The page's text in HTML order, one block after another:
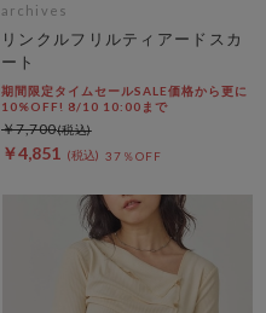
archives
リンクルフリルティアードスカ
ート
期間限定タイムセールSALE価格から更に
10%OFF! 8/10 10:00まで
￥4,851 37％OFF
￥7,700